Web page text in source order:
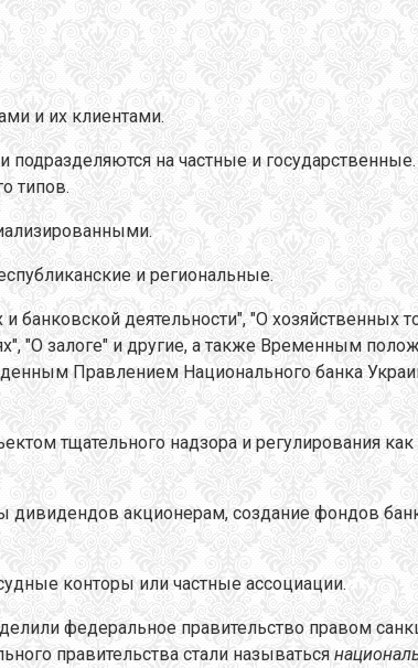
и их клиентами.
на частные и
типов.
и региональные.
банковской деятельности", "О хозяйственных
"О залоге" и другие, а также Временным
Правлением Национального банка
тщательного надзора и регулирования
акционерам, создание фондов
конторы или частные ассоциации.
федеральное правительство правом
правительства стали называться